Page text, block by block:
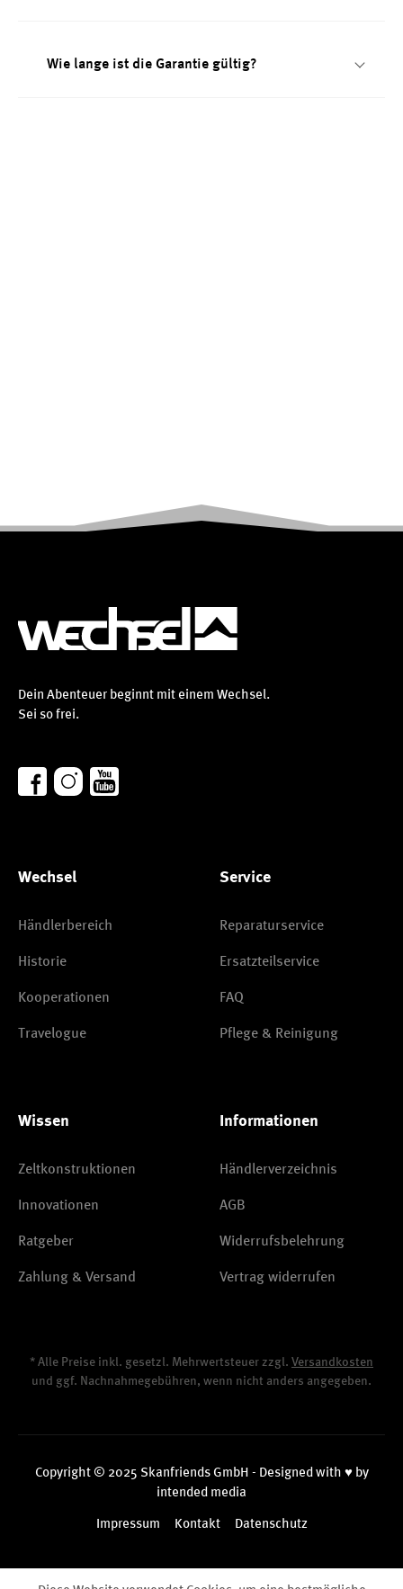
Wie lange ist die Garantie gültig?
Dein Abenteuer beginnt mit einem Wechsel.
Sei so frei.
Wechsel
Händlerbereich
Historie
Kooperationen
Travelogue
Service
Reparaturservice
Ersatzteilservice
FAQ
Pflege & Reinigung
Wissen
Zeltkonstruktionen
Innovationen
Ratgeber
Zahlung & Versand
Informationen
Händlerverzeichnis
AGB
Widerrufsbelehrung
Vertrag widerrufen
* Alle Preise inkl. gesetzl. Mehrwertsteuer zzgl. Versandkosten
und ggf. Nachnahmegebühren, wenn nicht anders angegeben.
Copyright © 2025 Skanfriends GmbH - Designed with ♥ by
intended media
Impressum Kontakt Datenschutz